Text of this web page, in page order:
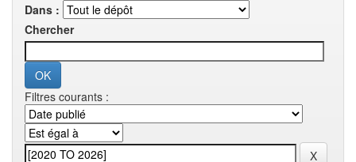
Dans :
Chercher
Filtres courants :